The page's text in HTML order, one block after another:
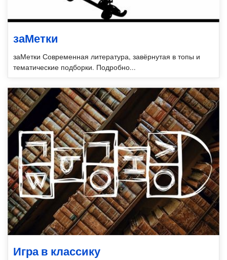
заМетки
заМетки Современная литература, завёрнутая в топы и
тематические подборки. Подробно...
Игра в классику